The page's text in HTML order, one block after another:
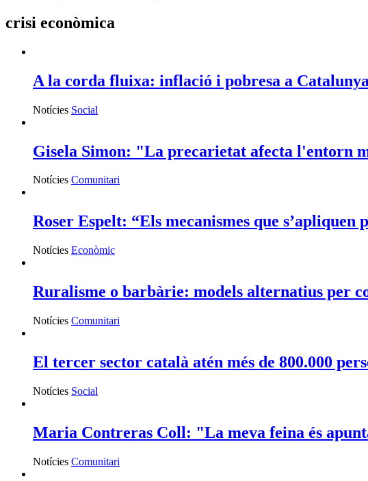
crisi econòmica
A la corda fluixa: inflació i pobresa a Catalunya
Notícies Social
Gisela Simon: "La precarietat afecta l'entorn
Notícies Comunitari
Roser Espelt: “Els mecanismes que
Notícies Econòmic
Ruralisme o barbàrie: models alternatius per
Notícies Comunitari
El tercer sector català atén més de 800.000
Notícies Social
Maria Contreras Coll: "La meva feina és
Notícies Comunitari